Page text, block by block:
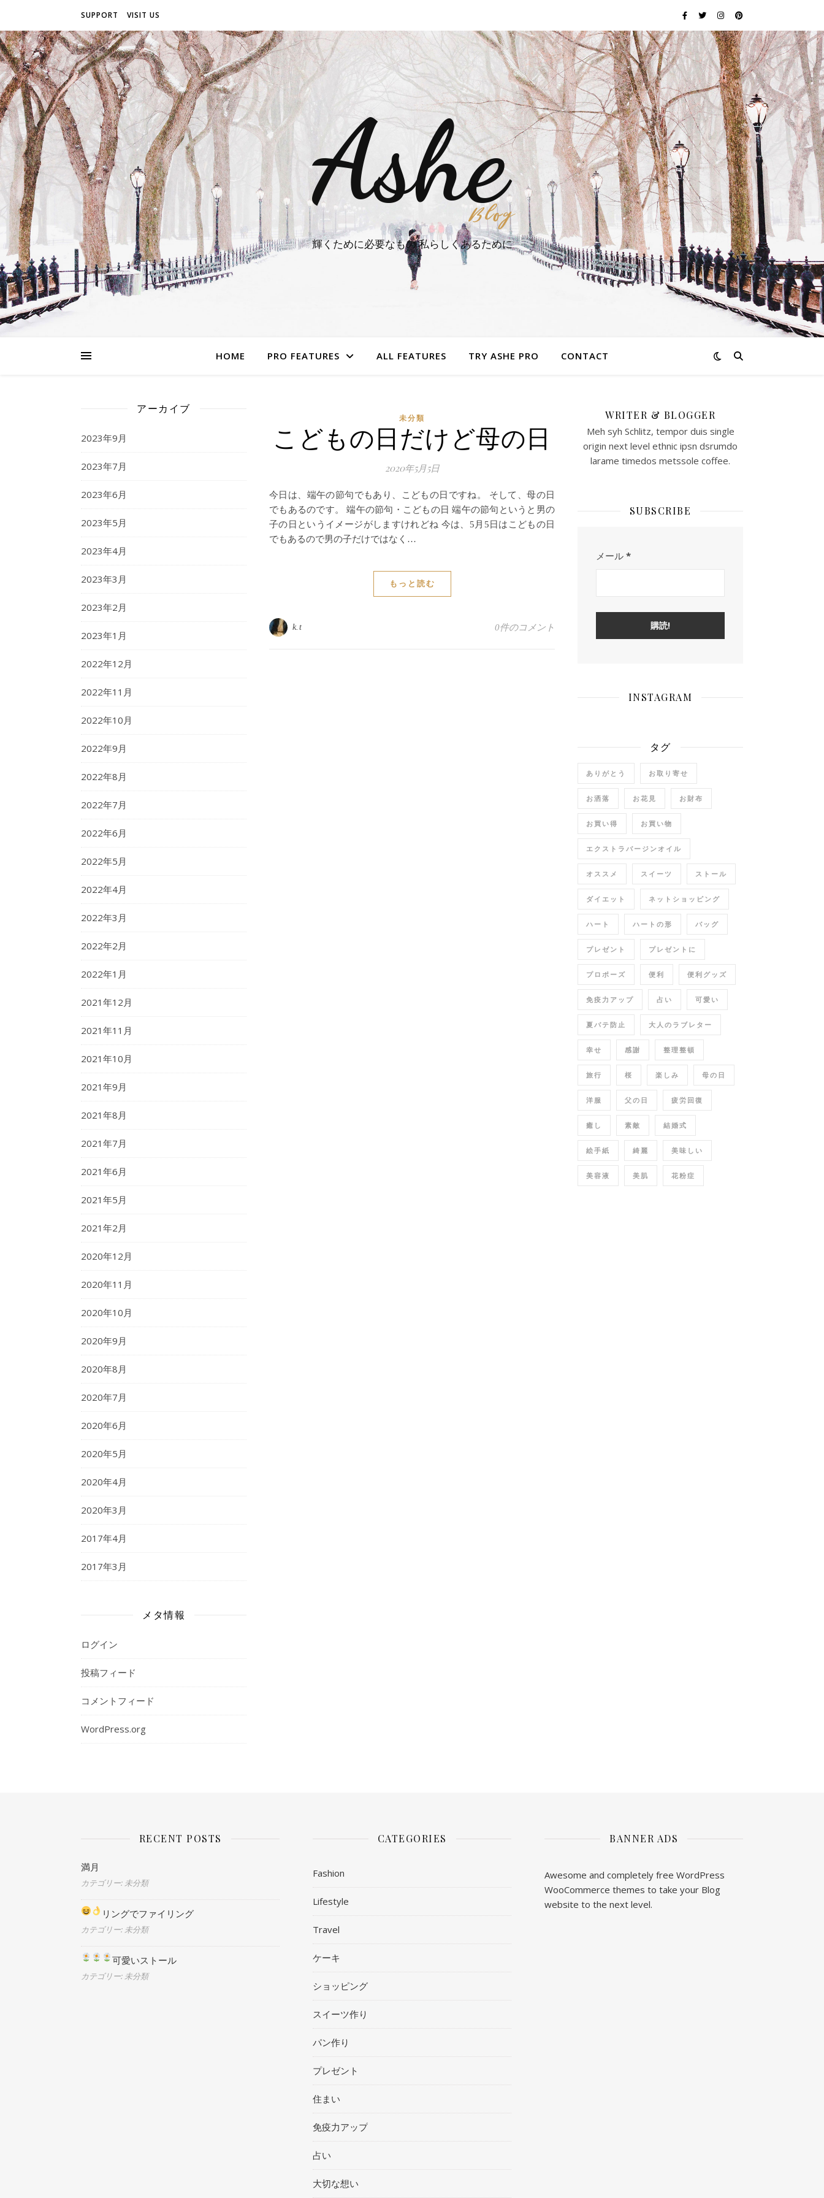
SUPPORT VISIT US
輝くために必要なもの 私らしくあるために
HOME PRO FEATURES ALL FEATURES TRY ASHE PRO CONTACT
アーカイブ
2023年9月
2023年7月
2023年6月
2023年5月
2023年4月
2023年3月
2023年2月
2023年1月
2022年12月
2022年11月
2022年10月
2022年9月
2022年8月
2022年7月
2022年6月
2022年5月
2022年4月
2022年3月
2022年2月
2022年1月
2021年12月
2021年11月
2021年10月
2021年9月
2021年8月
2021年7月
2021年6月
2021年5月
2021年2月
2020年12月
2020年11月
2020年10月
2020年9月
2020年8月
2020年7月
2020年6月
2020年5月
2020年4月
2020年3月
2017年4月
2017年3月
メタ情報
ログイン
投稿フィード
コメントフィード
WordPress.org
未分類
こどもの日だけど母の日
2020年5月5日
今日は、端午の節句でもあり、こどもの日ですね。 そして、母の日
でもあるのです。 端午の節句・こどもの日 端午の節句というと男の
子の日というイメージがしますけれどね 今は、5月5日はこどもの日
でもあるので男の子だけではなく…
もっと読む
k.t 0件のコメント
WRITER & BLOGGER
Meh syh Schlitz, tempor duis single
origin next level ethnic ipsn dsrumdo
larame timedos metssole coffee.
SUBSCRIBE
メール *
INSTAGRAM
タグ
ありがとう お取り寄せ
お洒落 お花見 お財布
お買い得 お買い物
エクストラバージンオイル
オススメ スイーツ ストール
ダイエット ネットショッピング
ハート ハートの形 バッグ
プレゼント プレゼントに
プロポーズ 便利 便利グッズ
免疫力アップ 占い 可愛い
夏バテ防止 大人のラブレター
幸せ 感謝 整理整頓
旅行 桜 楽しみ 母の日
洋服 父の日 疲労回復
癒し 素敵 結婚式
絵手紙 綺麗 美味しい
美容液 美肌 花粉症
RECENT POSTS
満月
カテゴリー: 未分類
リングでファイリング
カテゴリー: 未分類
可愛いストール
カテゴリー: 未分類
CATEGORIES
Fashion
Lifestyle
Travel
ケーキ
ショッピング
スイーツ作り
パン作り
プレゼント
住まい
免疫力アップ
占い
大切な想い
BANNER ADS
Awesome and completely free WordPress
WooCommerce themes to take your Blog
website to the next level.